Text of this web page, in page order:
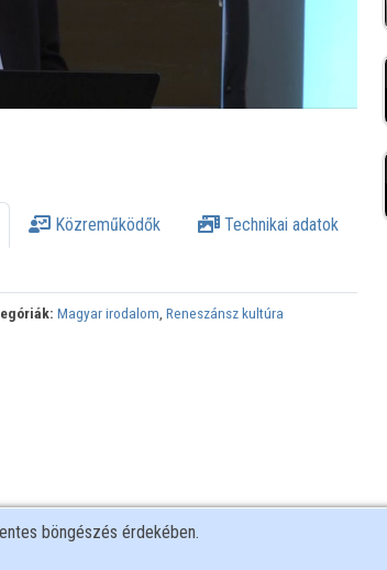
Közreműködők Technikai adatok
Magyar irodalom,Reneszánsz kultúra
böngészés érdekében.